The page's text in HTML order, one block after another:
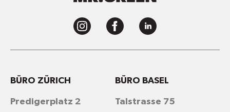
BÜRO ZÜRICH
Predigerplatz 2
BÜRO BASEL
Talstrasse 75